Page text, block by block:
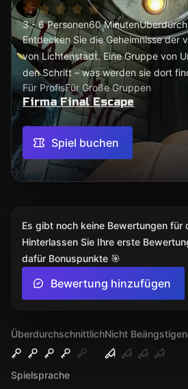
3 - 6 Personen60 Minuten
Entdecken Sie die Geheimnisse der
von Lichtenstadt. Eine Gruppe von
den Schritt – was werden sie dort
Für ProfisFür Große Gruppen
Firma Final Escape
Spiel buchen
ÜberdurchschnittlichNicht
Spielsprache
Es gibt noch keine Bewertungen für
Hinterlassen Sie Ihre erste
dafür Bonuspunkte 🎯
Bewertung hinzufügen